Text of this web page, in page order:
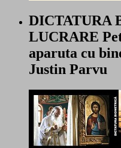
DICTATURA
LUCRARE
aparuta cu
Justin Parvu